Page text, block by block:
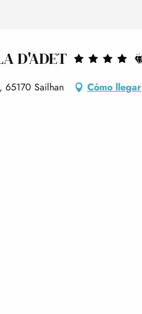
D'ADET
65170 Sailhan Cómo llegar